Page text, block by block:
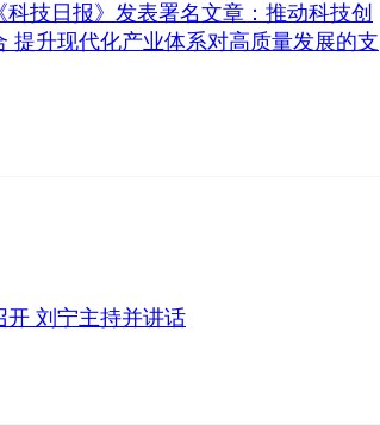
技日报》发表署名文章：推动科技创
提升现代化产业体系对高质量发展的支
开 刘宁主持并讲话